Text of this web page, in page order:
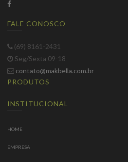
FALE CONOSCO
(69) 8161-2431
Seg/Sexta 09-18
contato@makbella.com.br
PRODUTOS
INSTITUCIONAL
HOME
EMPRESA